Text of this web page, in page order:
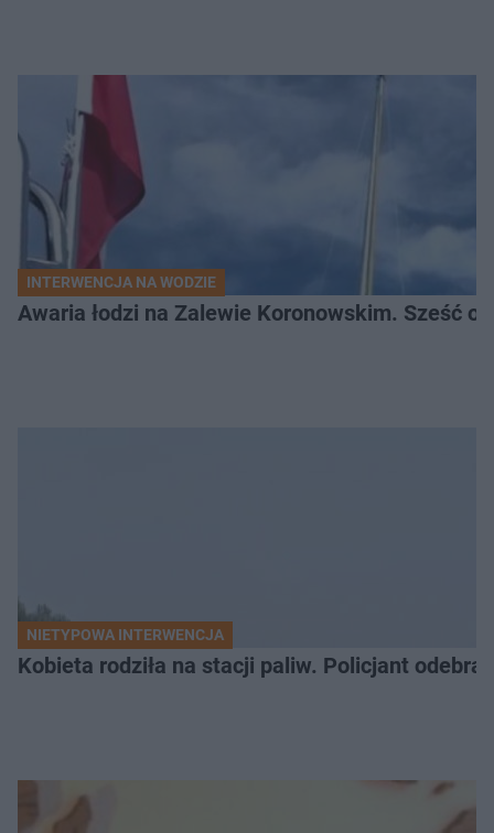
INTERWENCJA NA WODZIE
Awaria łodzi na Zalewie Koronowskim. Sześć
NIETYPOWA INTERWENCJA
Kobieta rodziła na stacji paliw. Policjant